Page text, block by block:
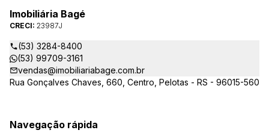
Imobiliária Bagé
CRECI: 23987J
(53) 3284-8400
(53) 99709-3161
vendas@imobiliariabage.com.br
Rua Gonçalves Chaves, 660, Centro, Pelotas - RS - 96015-560
Navegação rápida